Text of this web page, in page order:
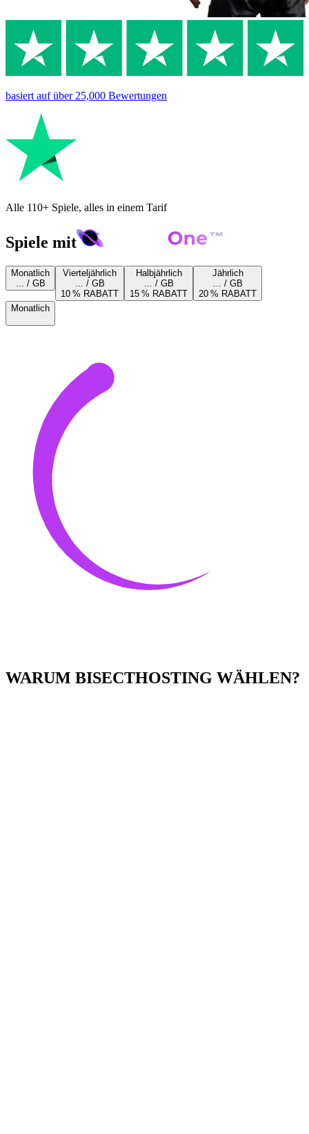
basiert aufüber 25,000 Bewertungen
Alle 110+ Spiele, alles in einem Tarif
Spiele mit
Monatlich
... / GB
Vierteljährlich
... / GB
10 % RABATT
Halbjährlich
... / GB
15 % RABATT
Jährlich
... / GB
20 % RABATT
Monatlich
WARUM BISECTHOSTING WÄHLEN?